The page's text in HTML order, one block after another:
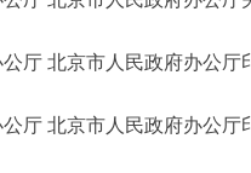
北京市人民政府办公厅
北京市人民政府办公厅